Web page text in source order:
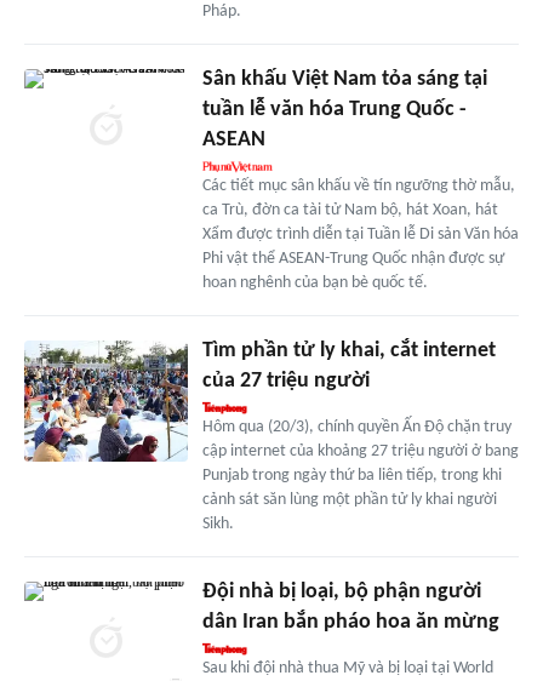
Pháp.
Sân khấu Việt Nam tỏa sáng tại
tuần lễ văn hóa Trung Quốc -
ASEAN
Các tiết mục sân khấu về tín ngưỡng thờ mẫu,
ca Trù, đờn ca tài tử Nam bộ, hát Xoan, hát
Xẩm được trình diễn tại Tuần lễ Di sản Văn hóa
Phi vật thể ASEAN-Trung Quốc nhận được sự
hoan nghênh của bạn bè quốc tế.
Tìm phần tử ly khai, cắt internet
của 27 triệu người
Hôm qua (20/3), chính quyền Ấn Độ chặn truy
cập internet của khoảng 27 triệu người ở bang
Punjab trong ngày thứ ba liên tiếp, trong khi
cảnh sát săn lùng một phần tử ly khai người
Sikh.
Đội nhà bị loại, bộ phận người
dân Iran bắn pháo hoa ăn mừng
Sau khi đội nhà thua Mỹ và bị loại tại World